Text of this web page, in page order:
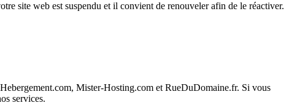
site web est suspendu et il convient de renouveler afin de le réactiver.
Mister-Hosting.com et RueDuDomaine.fr. Si vous
services.